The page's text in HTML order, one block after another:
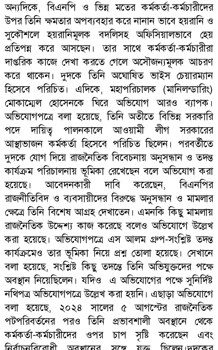
অন্যদিকে, বিএনপি ও ভিন্ন মতের কর্মকর্তা-কর্মচারীদের
উপর তিনি ক্ষমতার অপব্যবহার করে নানান ভাবে হয়রানি ও
সুকৌশলে হয়রানিমূলক বদলিসহ অফিসিয়ালভাবে হেয়
প্রতিপন্ন করে আসছেন। তার সাথে কর্মকর্তা-কর্মচারীরা
দাপ্তরিক কাজে দেখা করতে গেলে অসৌজন্যমূলক আচরণ
করে থাকেন। দুদকে তিনি অঘোষিত ভাইস চেয়ারম্যান
হিসেবে পরিচিত। এদিকে, মহাপরিচালক (মানিলন্ডারিং)
মোকাম্মেল হোসেনকে ঘিরে অভিযোগ আরও ব্যাপক।
অভিযোগপত্রে বলা হয়েছে, তিনি অতীতে বিভিন্ন সরকারি
পদে দায়িত্ব পালনকালে আওয়ামী লীগ সরকারের
আস্থাভাজন কর্মকর্তা হিসেবে পরিচিত ছিলেন। পরবর্তীতে
দুদকে যোগ দিয়ে রাজনৈতিক বিবেচনায় অনুসন্ধান ও তদন্ত
কার্যক্রম পরিচালনায় ভূমিকা রেখেছেন বলে অভিযোগ করা
হয়েছে। আবেদনকারী দাবি করেছেন, বিএনপির
রাজনীতিবিদ ও ব্যবসায়ীদের বিরুদ্ধে অনুসন্ধান ও মামলার
ক্ষেত্রে তিনি বিশেষ আগ্রহ দেখাতেন। এমনকি কিছু মামলায়
রাজনৈতিক উদ্দেশ্য কাজ করেছে বলেও অভিযোগে উল্লেখ
করা হয়েছে। অভিযোগপত্রে এস আলম গ্রুপ-সংশ্লিষ্ট তদন্ত
কার্যক্রমেও তার ভূমিকা নিয়ে প্রশ্ন তোলা হয়েছে। সেখানে
বলা হয়েছে, সংশ্লিষ্ট কিছু তদন্তে তিনি অভিযুক্তদের পক্ষে
অবস্থান নিয়েছিলেন। যদিও এ অভিযোগের পক্ষে সুনির্দিষ্ট
নথিপত্র অভিযোগপত্রে উল্লেখ করা হয়নি। এছাড়া অভিযোগে
বলা হয়েছে, ২০২৪ সালের ৫ আগস্টের রাজনৈতিক
পটপরিবর্তনের পরও তিনি প্রভাবশালী অবস্থানে থেকে
কর্মকর্তা-কর্মচারীদের ওপর চাপ সৃষ্টি করেছেন এবং